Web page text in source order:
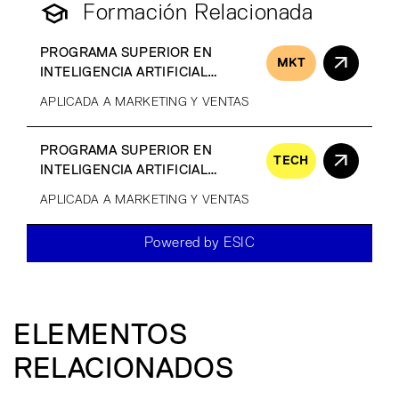
Formación Relacionada
PROGRAMA SUPERIOR EN
INTELIGENCIA ARTIFICIAL
MKT
APLICADA A MARKETING Y VENTAS
PROGRAMA SUPERIOR EN
INTELIGENCIA ARTIFICIAL
TECH
APLICADA A MARKETING Y VENTAS
Powered by ESIC
ELEMENTOS
RELACIONADOS